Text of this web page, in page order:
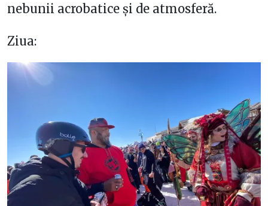
nebunii acrobatice și de atmosferă.
Ziua: